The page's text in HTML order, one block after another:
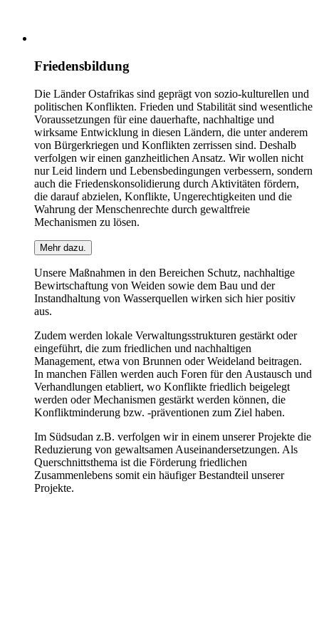
Friedensbildung
Die Länder Ostafrikas sind geprägt von sozio-kulturellen und
politischen Konflikten. Frieden und Stabilität sind wesentliche
Voraussetzungen für eine dauerhafte, nachhaltige und
wirksame Entwicklung in diesen Ländern, die unter anderem
von Bürgerkriegen und Konflikten zerrissen sind. Deshalb
verfolgen wir einen ganzheitlichen Ansatz. Wir wollen nicht
nur Leid lindern und Lebensbedingungen verbessern, sondern
auch die Friedenskonsolidierung durch Aktivitäten fördern,
die darauf abzielen, Konflikte, Ungerechtigkeiten und die
Wahrung der Menschenrechte durch gewaltfreie
Mechanismen zu lösen.
Mehr dazu.
Unsere Maßnahmen in den Bereichen Schutz, nachhaltige
Bewirtschaftung von Weiden sowie dem Bau und der
Instandhaltung von Wasserquellen wirken sich hier positiv
aus.
Zudem werden lokale Verwaltungsstrukturen gestärkt oder
eingeführt, die zum friedlichen und nachhaltigen
Management, etwa von Brunnen oder Weideland beitragen.
In manchen Fällen werden auch Foren für den Austausch und
Verhandlungen etabliert, wo Konflikte friedlich beigelegt
werden oder Mechanismen gestärkt werden können, die
Konfliktminderung bzw. -präventionen zum Ziel haben.
Im Südsudan z.B. verfolgen wir in einem unserer Projekte die
Reduzierung von gewaltsamen Auseinandersetzungen. Als
Querschnittsthema ist die Förderung friedlichen
Zusammenlebens somit ein häufiger Bestandteil unserer
Projekte.